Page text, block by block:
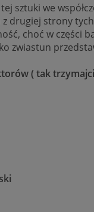
sztuki we
z drugiej strony
choć w części
zwiastun
( tak